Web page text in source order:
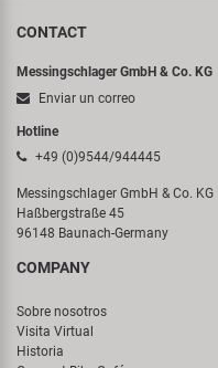
CONTACT
Messingschlager GmbH & Co. KG
Enviar un correo
Hotline
+49 (0)9544/944445
Messingschlager GmbH & Co. KG
Haßbergstraße 45
96148 Baunach-Germany
COMPANY
Sobre nosotros
Visita Virtual
Historia